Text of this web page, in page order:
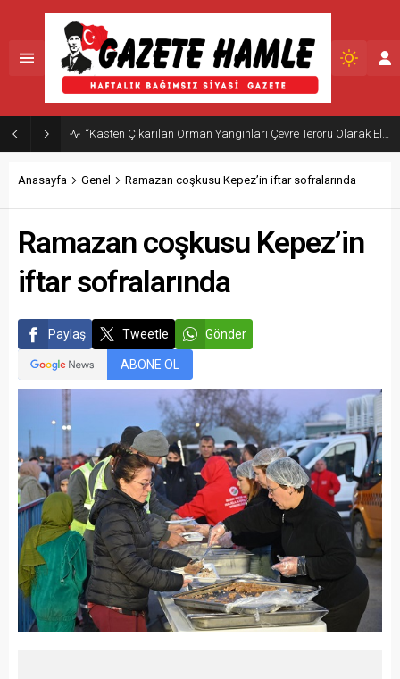
Anasayfa Genel Ramazan coşkusu Kepez’in iftar sofralarında
Ramazan coşkusu Kepez’in
iftar sofralarında
Paylaş Tweetle Gönder
ABONE OL